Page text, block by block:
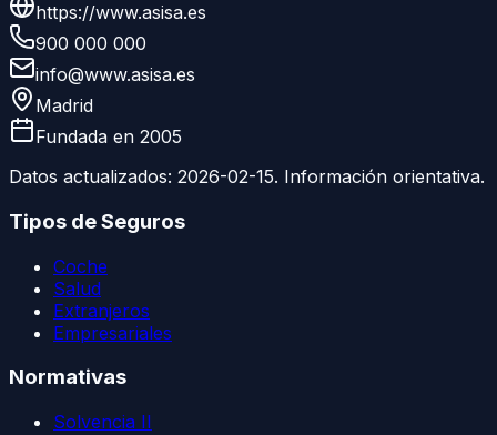
https://www.asisa.es
900 000 000
info@www.asisa.es
Madrid
Fundada en 2005
Datos actualizados: 2026-02-15. Información orientativa.
Tipos de Seguros
Coche
Salud
Extranjeros
Empresariales
Normativas
Solvencia II